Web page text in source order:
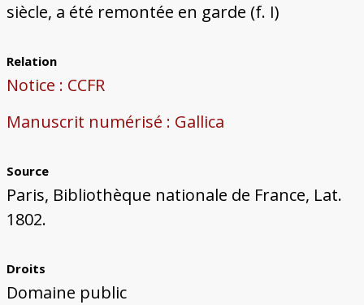
siècle, a été remontée en garde (f. I)
Relation
Notice : CCFR
Manuscrit numérisé : Gallica
Source
Paris, Bibliothèque nationale de France, Lat.
1802.
Droits
Domaine public